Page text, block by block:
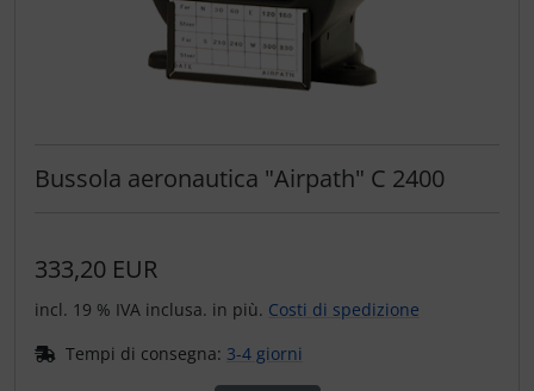
Bussola aeronautica "Airpath" C 2400
333,20 EUR
incl. 19 % IVA inclusa. in più. Costi di spedizione
Tempi di consegna: 3-4 giorni